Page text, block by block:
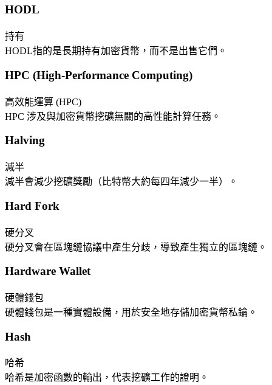
HODL
持有
HODL指的是長期持有加密貨幣，而不是出售它們。
HPC (High-Performance Computing)
高效能運算 (HPC)
HPC 涉及與加密貨幣挖礦無關的高性能計算任務。
Halving
減半
減半會減少挖礦獎勵（比特幣大約每四年減少一半）。
Hard Fork
硬分叉
硬分叉會在區塊鏈協議中產生分歧，導致產生獨立的區塊鏈。
Hardware Wallet
硬體錢包
硬體錢包是一種實體設備，用於安全地存儲加密貨幣私鑰。
Hash
哈希
哈希是加密函數的輸出，代表挖礦工作的證明。